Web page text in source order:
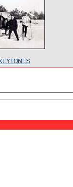
KEYTONES